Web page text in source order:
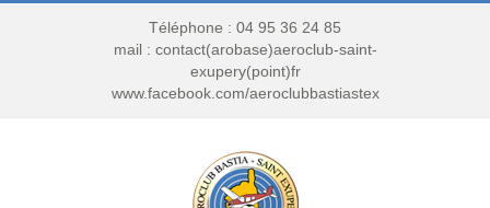
Téléphone : 04 95 36 24 85
mail : contact(arobase)aeroclub-saint-
exupery(point)fr
www.facebook.com/aeroclubbastiastex